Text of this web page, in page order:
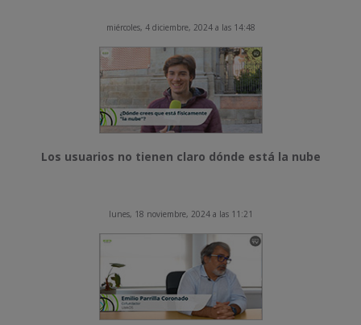
miércoles, 4 diciembre, 2024 a las 14:48
Los usuarios no tienen claro dónde está la nube
lunes, 18 noviembre, 2024 a las 11:21